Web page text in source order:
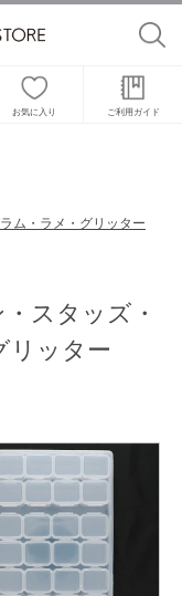
お気に入り ご利用ガイド
ム・ラメ・グリッター
スタッズ・
リッター